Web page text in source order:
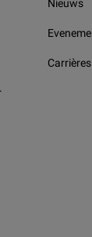
Nieuws
Carrières